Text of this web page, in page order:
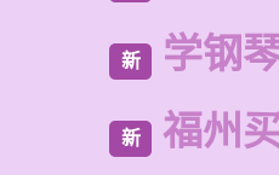
新 学钢
新 福州